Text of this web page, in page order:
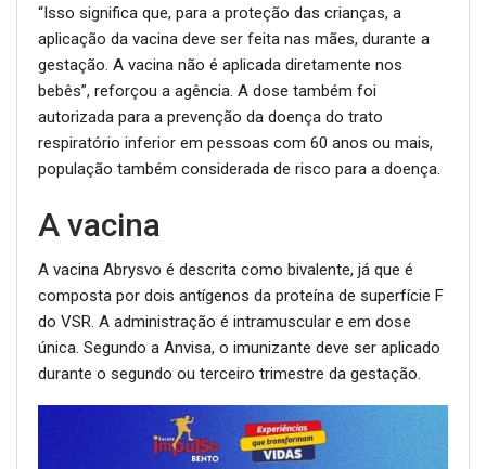
“Isso significa que, para a proteção das crianças, a
aplicação da vacina deve ser feita nas mães, durante a
gestação. A vacina não é aplicada diretamente nos
bebês”, reforçou a agência. A dose também foi
autorizada para a prevenção da doença do trato
respiratório inferior em pessoas com 60 anos ou mais,
população também considerada de risco para a doença.
A vacina
A vacina Abrysvo é descrita como bivalente, já que é
composta por dois antígenos da proteína de superfície F
do VSR. A administração é intramuscular e em dose
única. Segundo a Anvisa, o imunizante deve ser aplicado
durante o segundo ou terceiro trimestre da gestação.